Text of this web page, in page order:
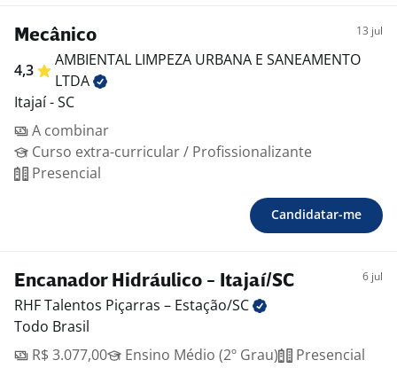
Mecânico 13 jul
4,3
AMBIENTAL LIMPEZA URBANA E SANEAMENTO
LTDA
Itajaí - SC
A combinar
Curso extra-curricular / Profissionalizante
Presencial
Candidatar-me
Encanador Hidráulico - Itajaí/SC 6 jul
RHF Talentos Piçarras – Estação/SC
Todo Brasil
R$ 3.077,00
Ensino Médio (2º Grau) Presencial